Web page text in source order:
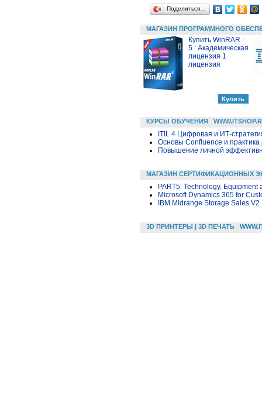
Поделиться…
МАГАЗИН ПРОГРАММНОГО
Купить WinRAR :
5 : Академическая
лицензия 1
лицензия
КУРСЫ ОБУЧЕНИЯ
ITIL 4 Цифровая и ИТ-
Основы Confluence и
Повышение личной
МАГАЗИН СЕРТИФИКАЦИОННЫХ
PART5: Technology, Equipment
Microsoft Dynamics 365 for
IBM Midrange Storage Sales V2
3D ПРИНТЕРЫ | 3D ПЕЧАТЬ